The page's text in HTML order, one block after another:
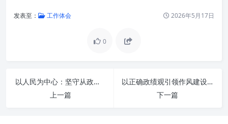
发表至： 工作体会 2026年5月17日
0
以人民为中心：坚守从政初心使命，自觉树立正确政绩观的时代新篇
上一篇
以正确政绩观引领作风建设走深走实：固本培元，铸就为民务实清廉新气象
下一篇
深入理解“正确政绩观”的内涵与